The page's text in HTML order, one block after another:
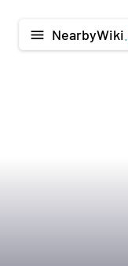
menu NearbyWiki